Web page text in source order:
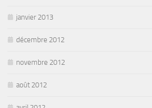
janvier 2013
décembre 2012
novembre 2012
août 2012